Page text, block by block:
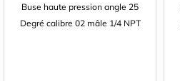
Buse haute pression angle 25
Degré calibre 02 mâle 1/4 NPT